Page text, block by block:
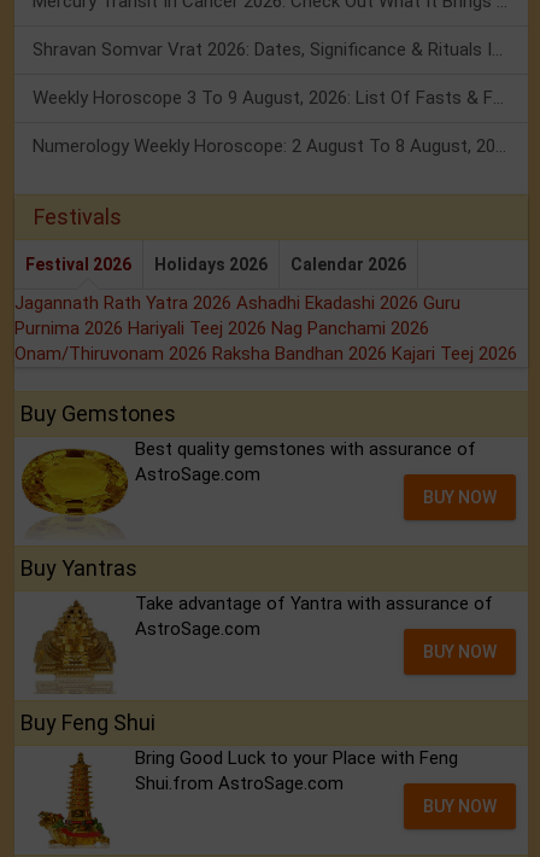
Festivals
Festival 2026 Holidays 2026 Calendar 2026
Jagannath Rath Yatra 2026 Ashadhi Ekadashi 2026 Guru
Purnima 2026 Hariyali Teej 2026 Nag Panchami 2026
Onam/Thiruvonam 2026 Raksha Bandhan 2026 Kajari Teej 2026
Buy Gemstones
Best quality gemstones with assurance of
AstroSage.com
BUY NOW
Buy Yantras
Take advantage of Yantra with assurance of
AstroSage.com
BUY NOW
Buy Feng Shui
Bring Good Luck to your Place with Feng
Shui.from AstroSage.com
BUY NOW